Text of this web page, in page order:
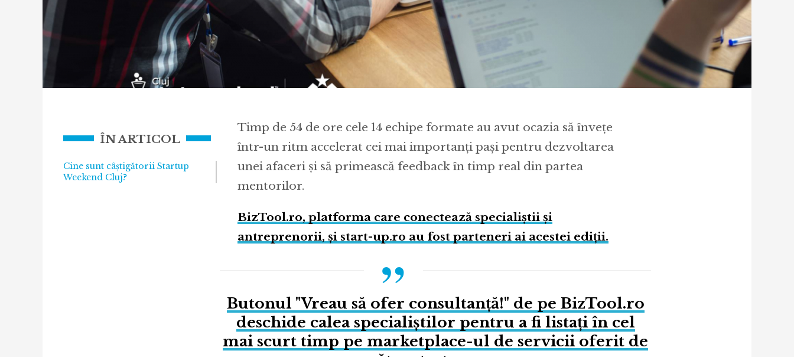
ÎN ARTICOL
Cine sunt câștigătorii Startup
Weekend Cluj?
Timp de 54 de ore cele 14 echipe formate au avut ocazia să învețe
într-un ritm accelerat cei mai importanți pași pentru dezvoltarea
unei afaceri și să primească feedback în timp real din partea
mentorilor.
BizTool.ro, platforma care conectează specialiștii și
antreprenorii, și start-up.ro au fost parteneri ai acestei ediții.
Butonul "Vreau să ofer consultanță!" de pe BizTool.ro
deschide calea specialiștilor pentru a fi listați în cel
mai scurt timp pe marketplace-ul de servicii oferit de